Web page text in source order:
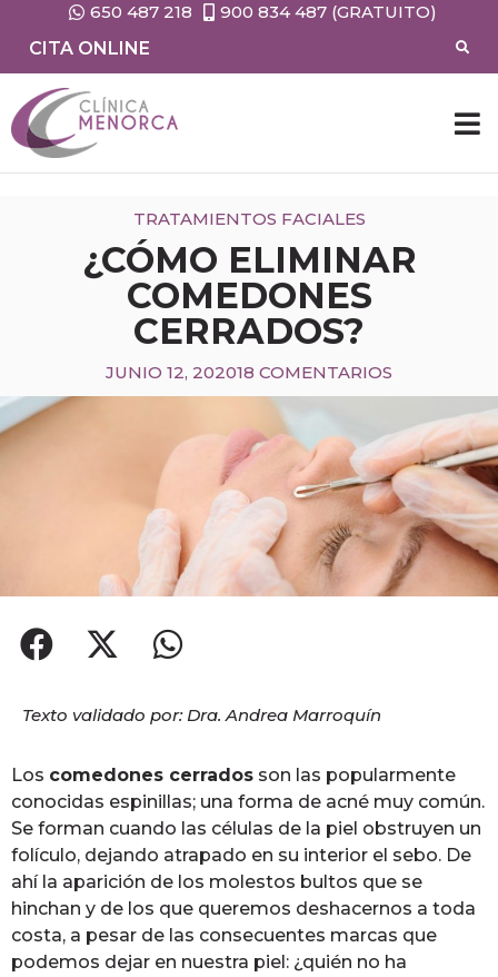
650 487 218
900 834 487 (GRATUITO)
CITA ONLINE
TRATAMIENTOS FACIALES
¿CÓMO ELIMINAR
COMEDONES
CERRADOS?
JUNIO 12, 202018 COMENTARIOS
Texto validado por: Dra. Andrea Marroquín
Los comedones cerrados son las popularmente
conocidas espinillas; una forma de acné muy común.
Se forman cuando las células de la piel obstruyen un
folículo, dejando atrapado en su interior el sebo. De
ahí la aparición de los molestos bultos que se
hinchan y de los que queremos deshacernos a toda
costa, a pesar de las consecuentes marcas que
podemos dejar en nuestra piel: ¿quién no ha